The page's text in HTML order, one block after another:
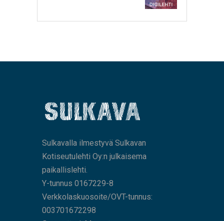
Sulkavalla ilmestyvä Sulkavan
Kotiseutulehti Oy:n julkaisema
paikallislehti.
Y-tunnus 0167229-8
Verkkolaskuosoite/OVT-tunnus:
003701672298